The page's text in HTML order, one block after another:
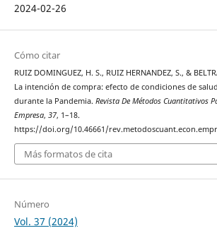
2024-02-26
Cómo citar
RUIZ DOMINGUEZ, H. S., RUIZ HERNANDEZ, S., &
La intención de compra: efecto de condiciones de
durante la Pandemia. Revista De Métodos Cuantitativos
Empresa, 37, 1–18.
https://doi.org/10.46661/
Más formatos de cita
Número
Vol. 37 (2024)